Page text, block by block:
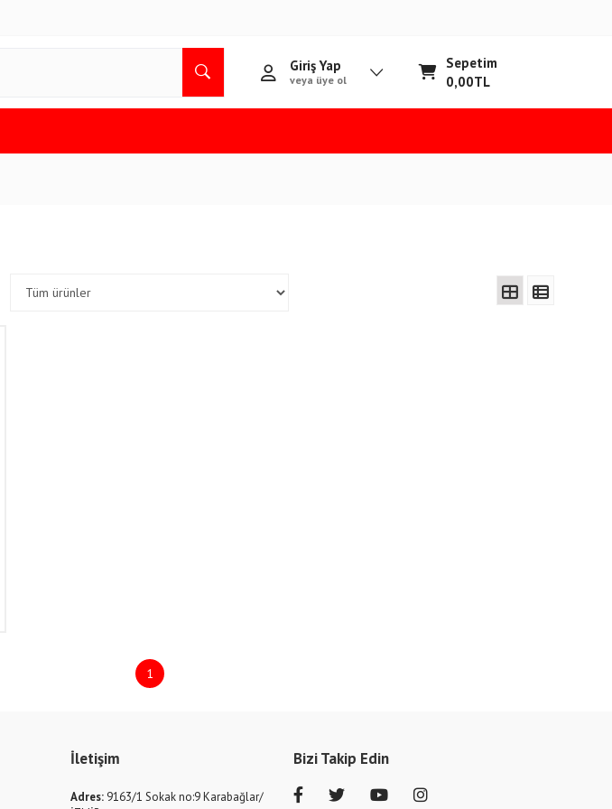
Giriş Yap
veya üye ol
Sepetim
0,00TL
1
İletişim
Adres: 9163/1 Sokak no:9 Karabağlar/
Bizi Takip Edin